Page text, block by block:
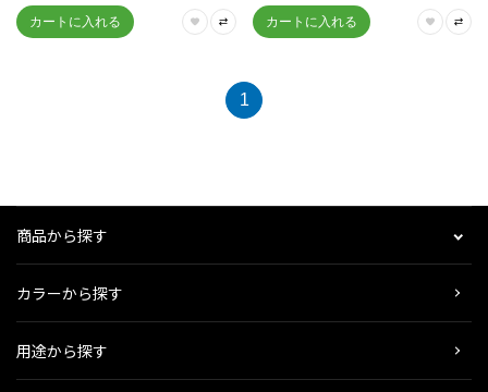
1
商品から探す
カラーから探す
用途から探す